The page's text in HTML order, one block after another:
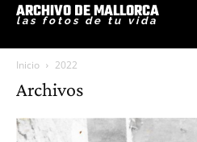
ARCHIVO DE MALLORCA
las fotos de tu vida
Inicio 2022
Archivos